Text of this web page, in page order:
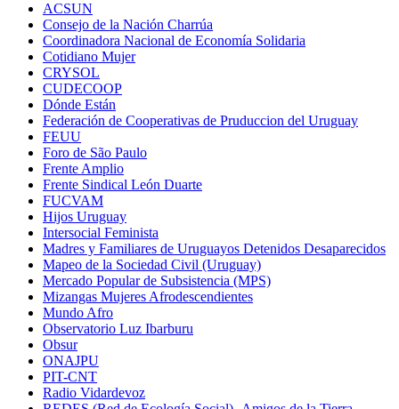
ACSUN
Consejo de la Nación Charrúa
Coordinadora Nacional de Economía Solidaria
Cotidiano Mujer
CRYSOL
CUDECOOP
Dónde Están
Federación de Cooperativas de Pruduccion del Uruguay
FEUU
Foro de São Paulo
Frente Amplio
Frente Sindical León Duarte
FUCVAM
Hijos Uruguay
Intersocial Feminista
Madres y Familiares de Uruguayos Detenidos Desaparecidos
Mapeo de la Sociedad Civil (Uruguay)
Mercado Popular de Subsistencia (MPS)
Mizangas Mujeres Afrodescendientes
Mundo Afro
Observatorio Luz Ibarburu
Obsur
ONAJPU
PIT-CNT
Radio Vidardevoz